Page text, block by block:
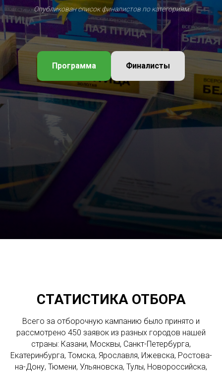
Опубликован список финалистов по категориям
Программа Финалисты
СТАТИСТИКА ОТБОРА
Всего за отборочную кампанию было принято и
рассмотрено 450 заявок из разных городов нашей
страны: Казани, Москвы, Санкт-Петербурга,
Екатеринбурга, Томска, Ярославля, Ижевска, Ростова-
на-Дону, Тюмени, Ульяновска, Тулы, Новороссийска,